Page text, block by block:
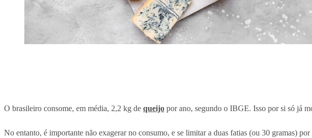
O brasileiro consome, em média, 2,2 kg de queijo por ano, segundo o IBGE. Isso por si só já
No entanto, é importante não exagerar no consumo, e se limitar a duas fatias (ou 30 gramas)